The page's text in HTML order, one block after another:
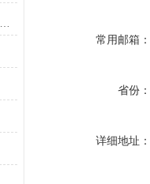
常用邮箱：
省份：
详细地址：